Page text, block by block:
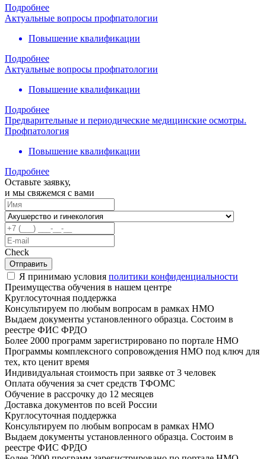
Подробнее
Актуальные вопросы профпатологии
Повышение квалификации
Подробнее
Актуальные вопросы профпатологии
Повышение квалификации
Подробнее
Предварительные и периодические медицинские осмотры.
Профпатология
Повышение квалификации
Подробнее
Оставьте заявку,
и мы свяжемся с вами
Check
Отправить
Я принимаю условия политики конфиденциальности
Преимущества обучения в нашем центре
Круглосуточная поддержка
Консультируем по любым вопросам в рамках НМО
Выдаем документы установленного образца. Состоим в
реестре ФИС ФРДО
Более 2000 программ зарегистрировано по портале НМО
Программы комплексного сопровождения НМО под ключ для
тех, кто ценит время
Индивидуальная стоимость при заявке от 3 человек
Оплата обучения за счет средств ТФОМС
Обучение в рассрочку до 12 месяцев
Доставка документов по всей России
Круглосуточная поддержка
Консультируем по любым вопросам в рамках НМО
Выдаем документы установленного образца. Состоим в
реестре ФИС ФРДО